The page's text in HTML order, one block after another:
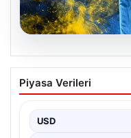
07.08.2026
Fenerbahçe
Lukaku’yu da
Piyasa Verileri
USD